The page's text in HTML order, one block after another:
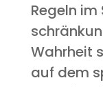
Regeln
Wahr­heit
auf dem